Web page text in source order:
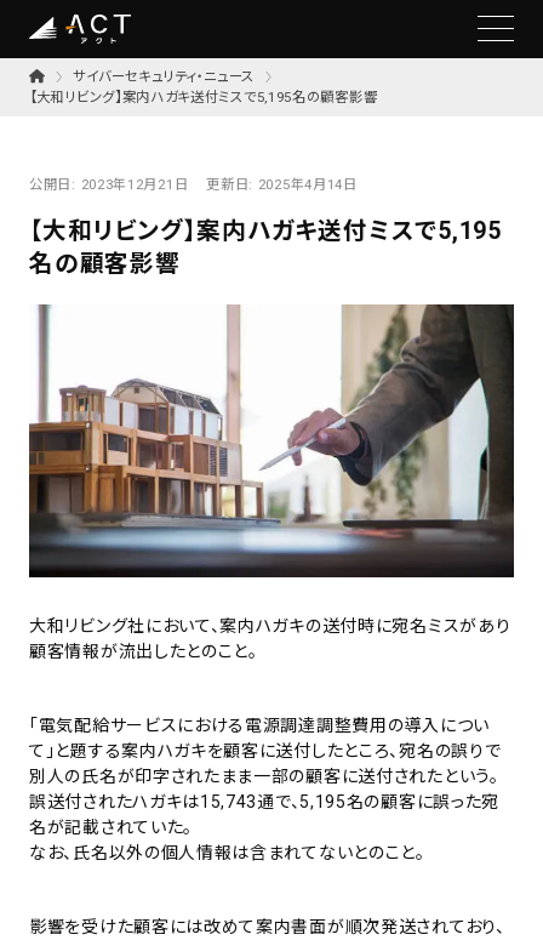
サイバーセキュリティ・ニュース
【大和リビング】案内ハガキ送付ミスで5,195名の顧客影響
公開日: 2023年12月21日 更新日: 2025年4月14日
【大和リビング】案内ハガキ送付ミスで5,195
名の顧客影響
大和リビング社において、案内ハガキの送付時に宛名ミスがあり
顧客情報が流出したとのこと。
「電気配給サービスにおける電源調達調整費用の導入につい
て」と題する案内ハガキを顧客に送付したところ、宛名の誤りで
別人の氏名が印字されたまま一部の顧客に送付されたという。
誤送付されたハガキは15,743通で、5,195名の顧客に誤った宛
名が記載されていた。
なお、氏名以外の個人情報は含まれてないとのこと。
影響を受けた顧客には改めて案内書面が順次発送されており、